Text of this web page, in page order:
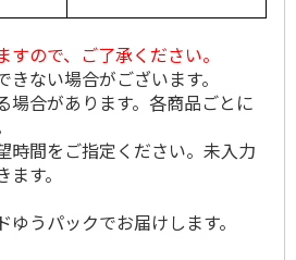
8,980円
(送料・税込)
4.0（1）
5,650円
(送料・税込)
ので、ご了承ください。
ない場合がございます。
合があります。各商品ごとに
間をご指定ください。未入力
す。
うパックでお届けします。